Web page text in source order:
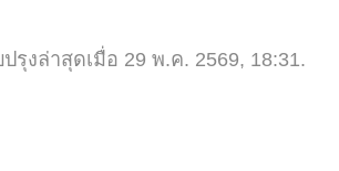
งล่าสุดเมื่อ 29 พ.ค. 2569, 18:31.